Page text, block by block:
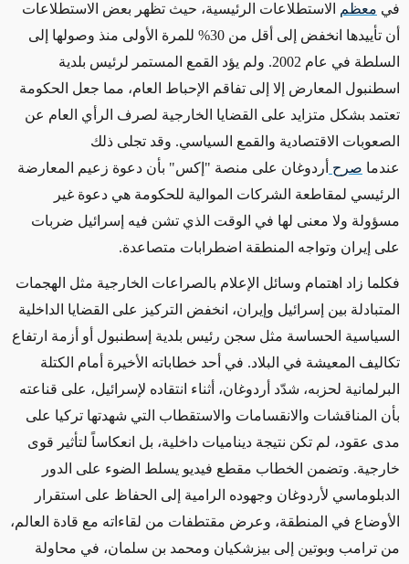
في معظم
الاستطلاعات الرئيسية، حيث تظهر بعض الاستطلاعات
أن تأييدها انخفض إلى أقل من 30% للمرة الأولى منذ وصولها إلى
السلطة في عام 2002. ولم يؤد القمع المستمر لرئيس بلدية
اسطنبول المعارض إلا إلى تفاقم الإحباط العام، مما جعل الحكومة
تعتمد بشكل متزايد على القضايا الخارجية لصرف الرأي العام عن
الصعوبات الاقتصادية والقمع السياسي. وقد تجلى ذلك
عندما صرح أردوغان على منصة "إكس" بأن دعوة زعيم المعارضة
الرئيسي لمقاطعة الشركات الموالية للحكومة هي دعوة غير
مسؤولة ولا معنى لها في الوقت الذي تشن فيه إسرائيل ضربات
على إيران وتواجه المنطقة اضطرابات متصاعدة.
فكلما زاد اهتمام وسائل الإعلام بالصراعات الخارجية مثل الهجمات
المتبادلة بين إسرائيل وإيران، انخفض التركيز على القضايا الداخلية
السياسية الحساسة مثل سجن رئيس بلدية إسطنبول أو أزمة ارتفاع
تكاليف المعيشة في البلاد. في أحد خطاباته الأخيرة أمام الكتلة
البرلمانية لحزبه، شدّد أردوغان، أثناء انتقاده لإسرائيل، على قناعته
بأن المناقشات والانقسامات والاستقطاب التي شهدتها تركيا على
مدى عقود، لم تكن نتيجة ديناميات داخلية، بل انعكاساً لتأثير قوى
خارجية. وتضمن الخطاب مقطع فيديو يسلط الضوء على الدور
الدبلوماسي لأردوغان وجهوده الرامية إلى الحفاظ على استقرار
الأوضاع في المنطقة، وعرض مقتطفات من لقاءاته مع قادة العالم،
من ترامب وبوتين إلى بيزشكيان ومحمد بن سلمان، في محاولة